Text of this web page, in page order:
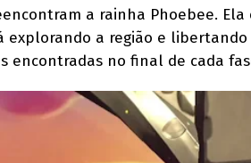
a rainha Phoebee. Ela
explorando a região e libertando
encontradas no final de cada